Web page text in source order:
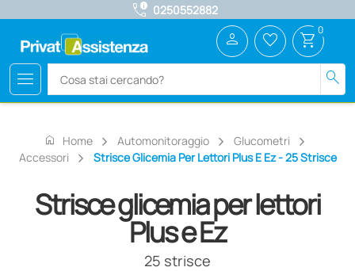
call_quality 0250552882
menu search
person favorite_border shopping_cart 0
home Home Automonitoraggio
Glucometri
Accessori
Strisce Glicemia Per Lettori Plus E Ez - 25 Strisce
Strisce glicemia per lettori
Plus e Ez
25 strisce